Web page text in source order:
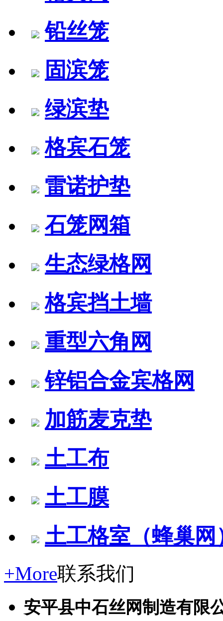
铅丝笼
固滨笼
绿滨垫
格宾石笼
雷诺护垫
石笼网箱
生态绿格网
格宾挡土墙
重型六角网
锌铝合金宾格网
加筋麦克垫
土工布
土工膜
土工格室（蜂巢网
+More联系我们
安平县中石丝网制造有限